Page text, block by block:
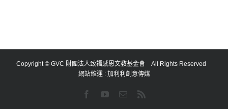
Copyright © GVC 財團法人致福感恩文教基金會 All Rights Reserved
網站維運 : 加利利創意傳媒
FacebookYouTube
Email: